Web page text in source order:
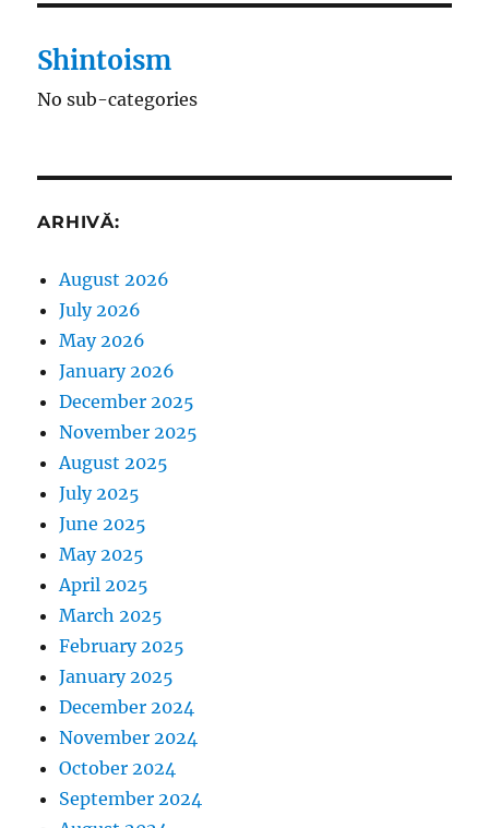
Shintoism
No sub-categories
ARHIVĂ:
August 2026
July 2026
May 2026
January 2026
December 2025
November 2025
August 2025
July 2025
June 2025
May 2025
April 2025
March 2025
February 2025
January 2025
December 2024
November 2024
October 2024
September 2024